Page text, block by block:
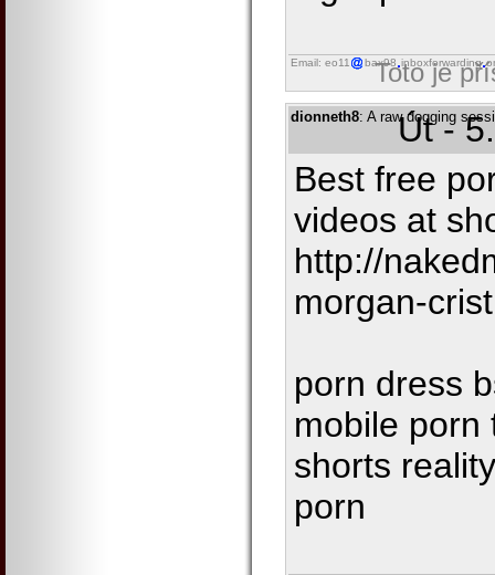
Email: eo11 bax98 inboxforwarding
Toto je
dionneth8: A raw dogging
Út -
Best free
videos at
http://
morgan-
porn dress
mobile porn
shorts
porn